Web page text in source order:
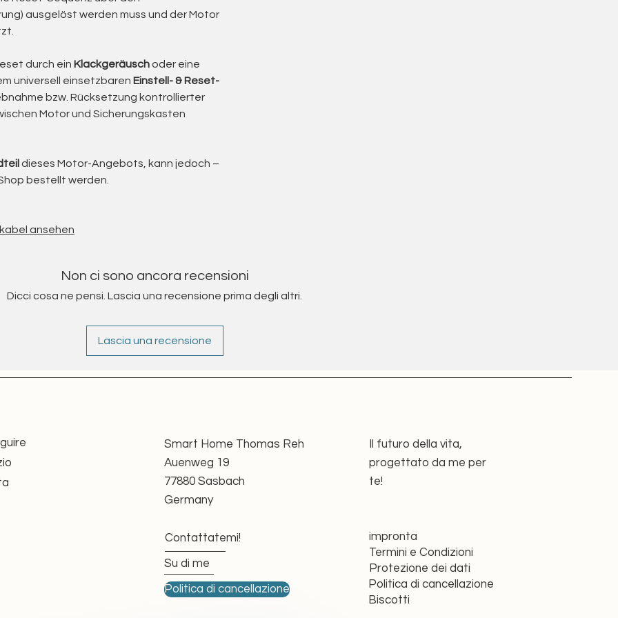
merce nuova presso il produttore.
professionalmente e valutata dal punto di
un'unità di controllo alimentata dalla rete
di sistemi di ombreggiamento motorizzati in:
e il controllo conforme al sistema dei
offerto come soluzione sostitutiva
più disponibili, in particolare per:
prodotti da molti anni e non sono più
anche se il motore stesso è ancora
sostitutivo
non è necessaria alcuna conversione ai
per funzionare con i vecchi concetti di
ausgelöst werden muss und der Motor
durch ein Klackgeräuschoder eine
universell einsetzbaren Einstell- & Reset-
bzw. Rücksetzung kontrollierter
Motor und Sicherungskasten
dieses Motor-Angebots, kann jedoch –
bestellt werden.
ansehen
Non ci sono ancora recensioni
Dicci cosa ne pensi. Lascia una recensione prima degli altri.
Lascia una recensione
Smart Home Thomas Reh
Auenweg 19
77880 Sasbach
Germany
Contattatemi!
Su di me
Politica di cancellazione
Il futuro della vita,
progettato da me per
te!
impronta
Termini e Condizioni
Protezione dei dati
Politica di cancellazione
Biscotti